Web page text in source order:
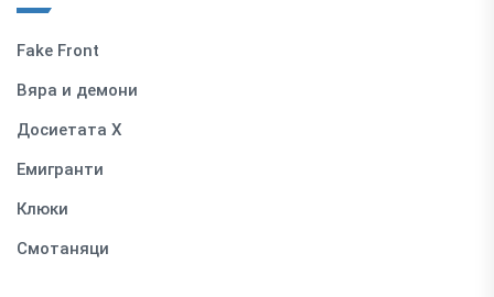
Fake Front
Вяра и демони
Досиетата Х
Емигранти
Клюки
Смотаняци